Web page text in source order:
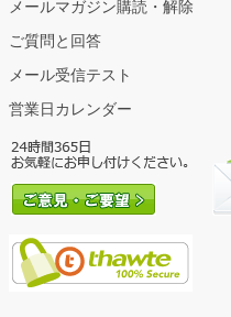
メールマガジン購読・解除
ご質問と回答
メール受信テスト
営業日カレンダー